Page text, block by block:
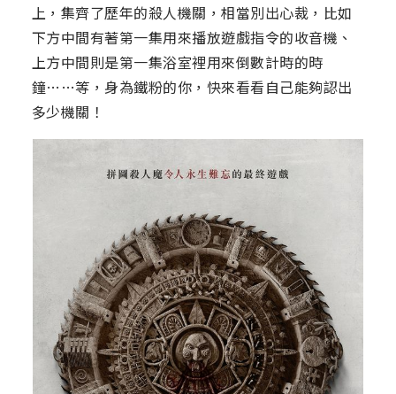
上，集齊了歷年的殺人機關，相當別出心裁，比如
下方中間有著第一集用來播放遊戲指令的收音機、
上方中間則是第一集浴室裡用來倒數計時的時
鐘……等，身為鐵粉的你，快來看看自己能夠認出
多少機關！